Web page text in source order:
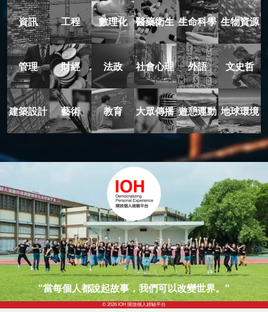
資訊 工程 數理化 醫藥衛生 生命科學 生物資源
管理 財經 法政 社會心理 外語 文史哲
建築設計 藝術 教育 大眾傳播 遊憩運動 地球環境
"當每個人都說起故事，我們可以改變世界。"
© 2026 IOH 開放個人經驗平台